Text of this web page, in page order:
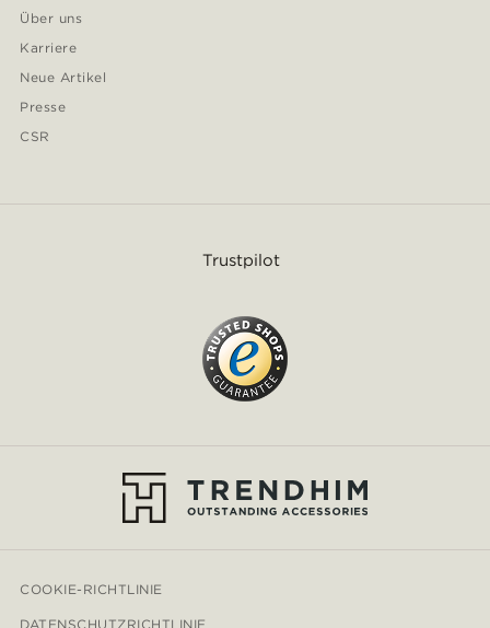
Über uns
Karriere
Neue Artikel
Presse
CSR
Trustpilot
COOKIE-RICHTLINIE
DATENSCHUTZRICHTLINIE